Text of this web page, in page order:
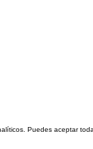
Puedes aceptar